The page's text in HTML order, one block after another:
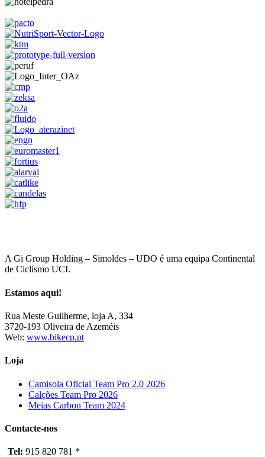
A Gi Group Holding – Simoldes – UDO é uma equipa Continental
de Ciclismo UCI.
Estamos aqui!
Rua Meste Guilherme, loja A, 334
3720-193 Oliveira de Azeméis
Web: www.bikecp.pt
Loja
Camisola Oficial Team Pro 2.0 2026
Calções Team Pro 2026
Meias Carbon Team 2024
Contacte-nos
Tel: 915 820 781 *